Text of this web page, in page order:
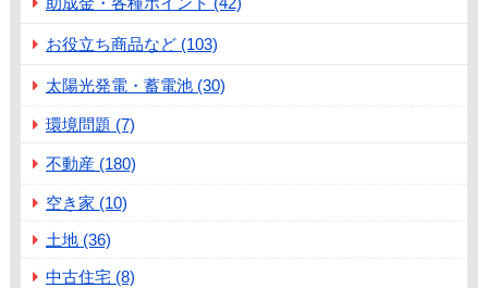
お役立ち商品など (103)
太陽光発電・蓄電池 (30)
環境問題 (7)
不動産 (180)
空き家 (10)
土地 (36)
中古住宅 (8)